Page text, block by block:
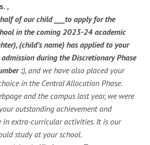
,
of our child
___to apply for the
in the coming 2023-24 academic
(child’s name) has applied to your
during the Discretionary Phase
:), and we have also placed your
in the Central Allocation Phase.
and the campus last year, we were
outstanding achievement and
extra-curricular activities. It is our
study at your school.